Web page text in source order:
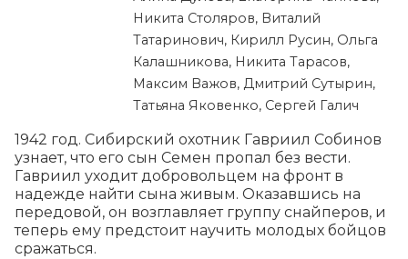
Никита Столяров, Виталий
Татаринович, Кирилл Русин, Ольга
Калашникова, Никита Тарасов,
Максим Важов, Дмитрий Сутырин,
Татьяна Яковенко, Сергей Галич
1942 год. Сибирский охотник Гавриил Собинов
узнает, что его сын Семен пропал без вести.
Гавриил уходит добровольцем на фронт в
надежде найти сына живым. Оказавшись на
передовой, он возглавляет группу снайперов, и
теперь ему предстоит научить молодых бойцов
сражаться.